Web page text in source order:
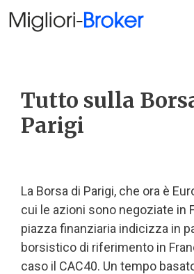
Tutto sulla
Parigi
La Borsa di Parigi, che ora è
cui le azioni sono negoziate in
piazza finanziaria indicizza in
borsistico di riferimento in
caso il CAC40. Un tempo